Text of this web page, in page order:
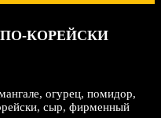
КОРЕЙСКИ
огурец, помидор,
сыр, фирменный